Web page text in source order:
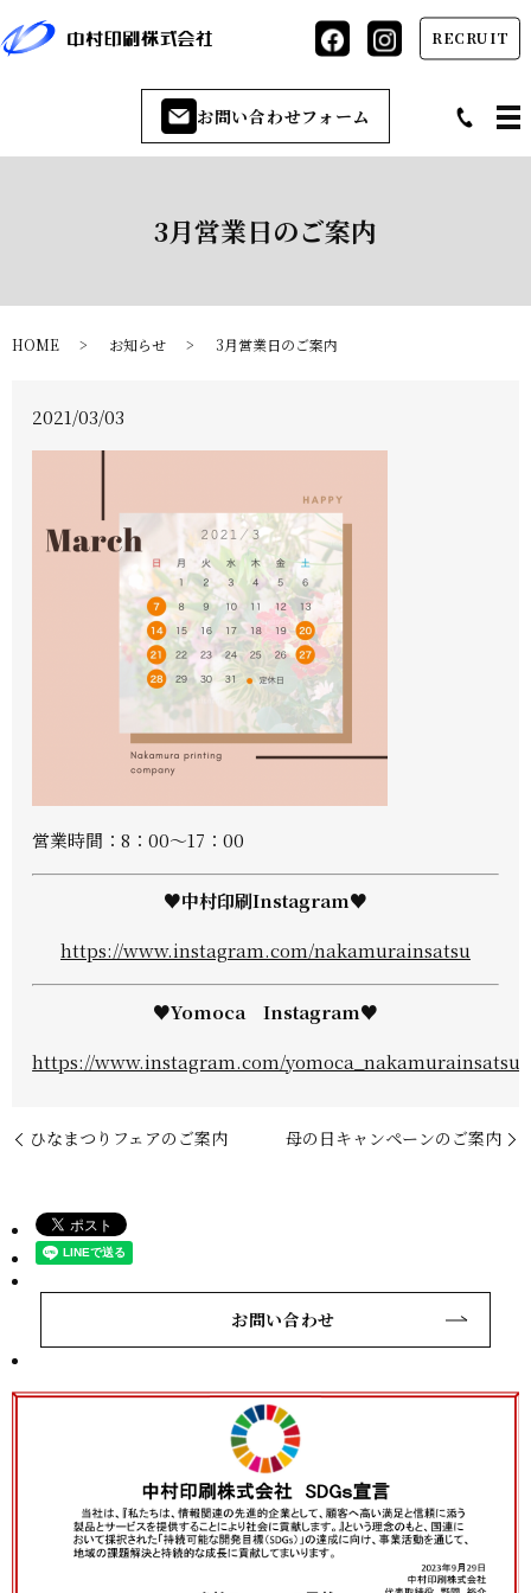
お問い合わせフォーム
RECRUIT
3月営業日のご案内
HOME お知らせ 3月営業日のご案内
2021/03/03
営業時間：8：00～17：00
♥中村印刷Instagram♥
https://www.instagram.com/nakamurainsatsu
♥Yomoca Instagram♥
https://www.instagram.com/yomoca_nakamurainsatsu/
ひなまつりフェアのご案内 母の日キャンペーンのご案内
お問い合わせ